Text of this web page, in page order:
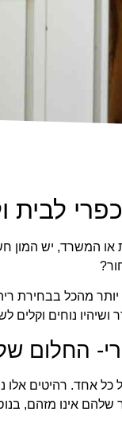
לבית
המשרד, יש המון
מהכל בבחירת
נוחים וקלים
החלום
אחד. רהיטים
שלהם אינו מזהם,